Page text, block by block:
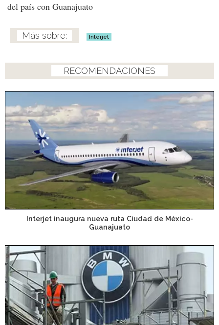
del país con Guanajuato
Interjet
RECOMENDACIONES
Interjet inaugura nueva ruta Ciudad de México-
Guanajuato